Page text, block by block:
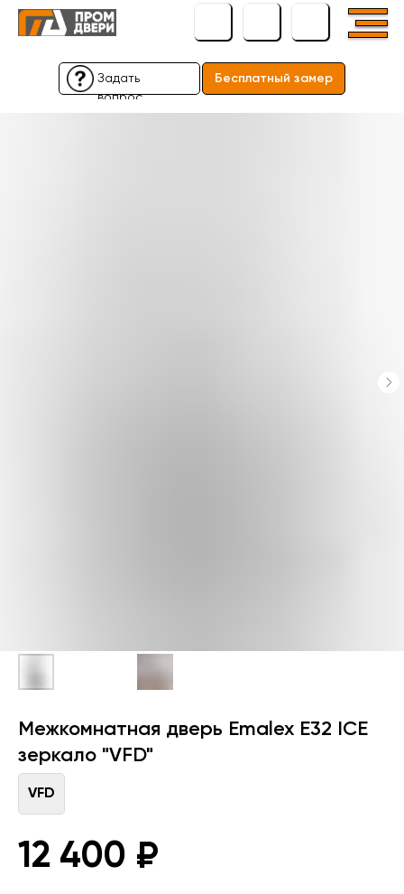
Задать
вопрос
Бесплатный замер
Задать
вопрос
Межкомнатная дверь Emalex Е32 ICE
зеркало "VFD"
VFD
12 400 ₽